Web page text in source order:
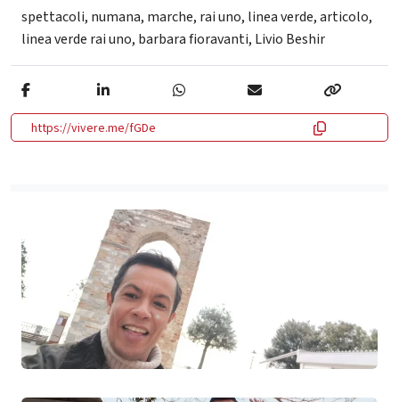
spettacoli, numana, marche, rai uno, linea verde,articolo,
linea verde rai uno, barbara fioravanti, Livio Beshir
https://vivere.me/fGDe